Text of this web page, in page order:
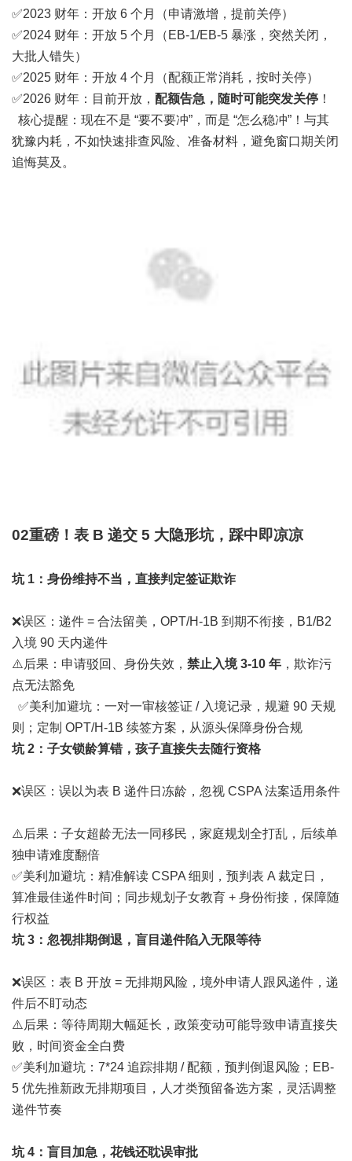
✅2023 财年：开放 6 个月（申请激增，提前关停）
✅2024 财年：开放 5 个月（EB-1/EB-5 暴涨，突然关闭，
大批人错失）
✅2025 财年：开放 4 个月（配额正常消耗，按时关停）
✅2026 财年：目前开放， 配额告急，随时可能突发关停 ！
核心提醒：现在不是 “要不要冲”，而是 “怎么稳冲”！与其
犹豫内耗，不如快速排查风险、准备材料，避免窗口期关闭
追悔莫及。
02重磅！表 B 递交 5 大隐形坑， 踩中即凉凉
坑 1：身份维持不当，直接判定签证欺诈
❌误区：递件 = 合法留美，OPT/H-1B 到期不衔接，B1/B2
入境 90 天内递件
⚠️后果：申请驳回、身份失效， 禁止入境 3-10 年 ，欺诈污
点无法豁免
✅美利加避坑：一对一审核签证 / 入境记录，规避 90 天规
则；定制 OPT/H-1B 续签方案，从源头保障身份合规
坑 2：子女锁龄算错，孩子直接失去随行资格
❌误区：误以为表 B 递件日冻龄，忽视 CSPA 法案适用条件
⚠️后果：子女超龄无法一同移民，家庭规划全打乱，后续单
独申请难度翻倍
✅美利加避坑：精准解读 CSPA 细则，预判表 A 裁定日，
算准最佳递件时间；同步规划子女教育 + 身份衔接，保障随
行权益
坑 3：忽视排期倒退，盲目递件陷入无限等待
❌误区：表 B 开放 = 无排期风险，境外申请人跟风递件，递
件后不盯动态
⚠️后果：等待周期大幅延长，政策变动可能导致申请直接失
败，时间资金全白费
✅美利加避坑：7*24 追踪排期 / 配额，预判倒退风险；EB-
5 优先推新政无排期项目，人才类预留备选方案，灵活调整
递件节奏
坑 4：盲目加急，花钱还耽误审批